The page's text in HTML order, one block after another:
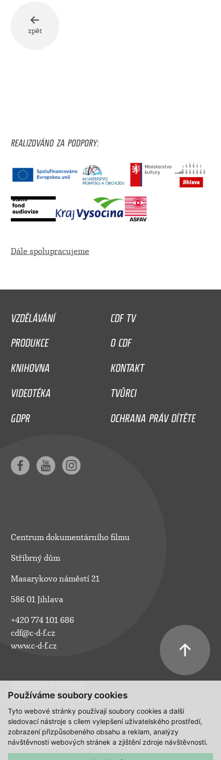
Používáme soubory cookies
Tyto webové stránky používají soubory cookies a další
sledovací nástroje s cílem vylepšení uživatelského prostředí,
zobrazení přizpůsobeného obsahu a reklam, analýzy
návštěvnosti webových stránek a zjištění zdroje návštěvnosti.
zpět
REALIZOVÁNO ZA PODPORY:
Dále spolupracujeme
VZDĚLÁVÁNÍ
CDF TV
PRODUKCE
O CDF
KNIHOVNA
KONTAKT
VIDEOTÉKA
TVŮRCI
GDPR
OCHRANA PRÁV DÍTĚTE
Centrum dokumentárního filmu
Stříbrný dům
Masarykovo náměstí 21
586 01 Jihlava
+420 774 101 686
cdf@c-d-f.cz
www.c-d-f.cz
Po–Pá:
10.00–18.00
So:
na požádání
Ne:
na požádání
Polední pauza ve všední dny a v sobotu 13:00 - 14:00.